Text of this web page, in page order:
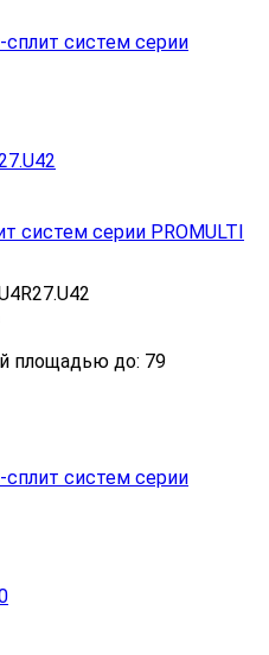
систем серии PROMULTI
площадью до: 79